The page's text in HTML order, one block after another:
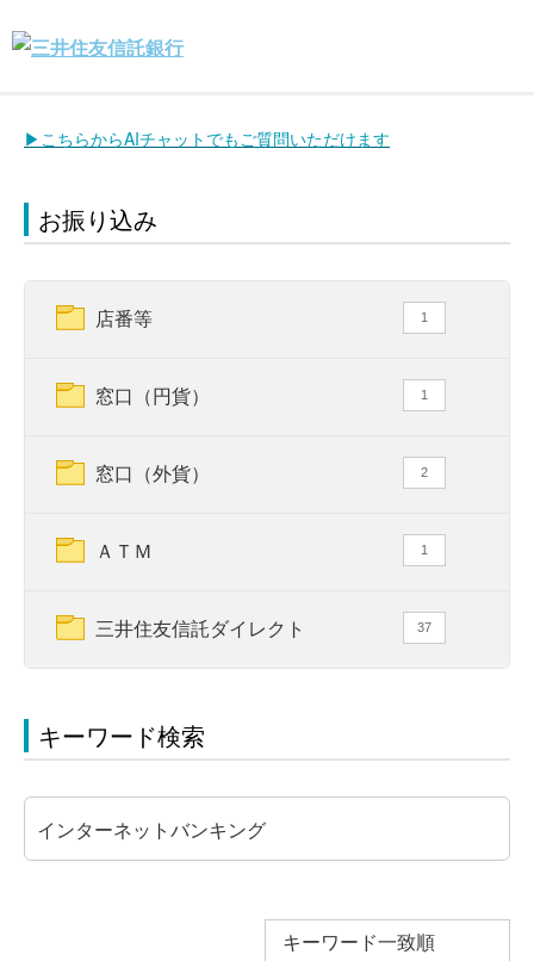
▶こちらからAIチャットでもご質問いただけます
お振り込み
店番等 1
窓口（円貨） 1
窓口（外貨） 2
ＡＴＭ 1
三井住友信託ダイレクト 37
キーワード検索
キーワード一致順